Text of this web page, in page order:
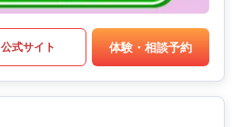
公式サイト 体験・相談予約